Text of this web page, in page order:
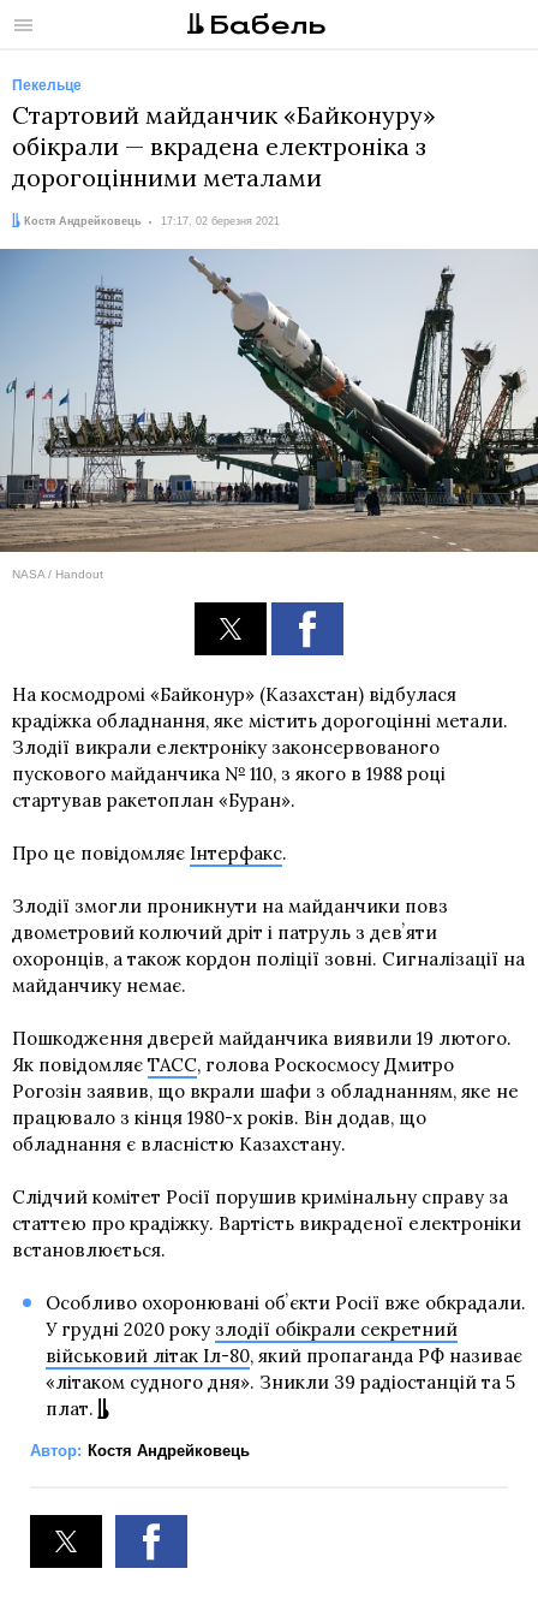
Меню
Пекельце
Стартовий майданчик «Байконуру»
обікрали — вкрадена електроніка з
дорогоцінними металами
Автор:
Костя Андрейковець
Дата: 17:17, 02 березня 2021
NASA / Handout
На космодромі «Байконур» (Казахстан) відбулася
крадіжка обладнання, яке містить дорогоцінні метали.
Злодії викрали електроніку законсервованого
пускового майданчика № 110, з якого в 1988 році
стартував ракетоплан «Буран».
Про це повідомляє Інтерфакс.
Злодії змогли проникнути на майданчики повз
двометровий колючий дріт і патруль з девʼяти
охоронців, а також кордон поліції зовні. Сигналізації на
майданчику немає.
Пошкодження дверей майданчика виявили 19 лютого.
Як повідомляє ТАСС, голова Роскосмосу Дмитро
Рогозін заявив, що вкрали шафи з обладнанням, яке не
працювало з кінця 1980-х років. Він додав, що
обладнання є власністю Казахстану.
Слідчий комітет Росії порушив кримінальну справу за
статтею про крадіжку. Вартість викраденої електроніки
встановлюється.
Особливо охоронювані обʼєкти Росії вже обкрадали.
У грудні 2020 року злодії обікрали секретний
військовий літак Іл-80, який пропаганда РФ називає
«літаком судного дня». Зникли 39 радіостанцій та 5
плат.
Автор: Костя Андрейковець